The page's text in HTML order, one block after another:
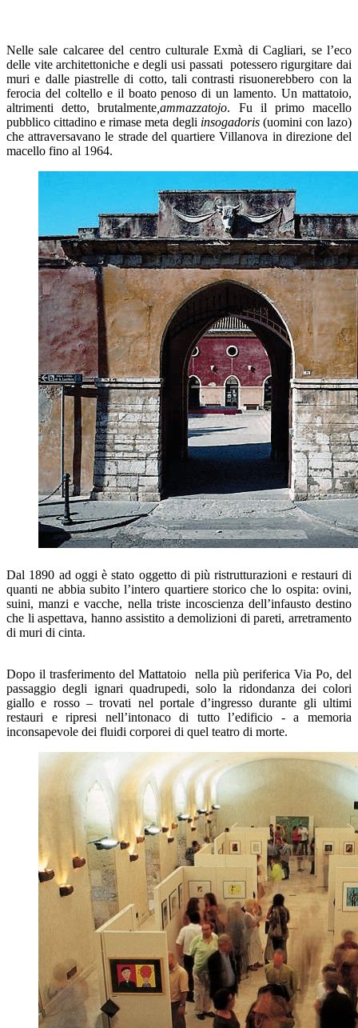
Nelle sale calcaree del centro culturale Exmà di Cagliari, se l’eco
delle vite architettoniche e degli usi passati potessero rigurgitare dai
muri e dalle piastrelle di cotto, tali contrasti risuonerebbero con la
ferocia del coltello e il boato penoso di un lamento. Un mattatoio,
altrimenti detto, brutalmente ,ammazzatojo. Fu il primo macello
pubblico cittadino e rimase meta degli insogadoris (uomini con lazo)
che attraversavano le strade del quartiere Villanova in direzione del
macello fino al 1964.
Dal 1890 ad oggi è stato oggetto di più ristrutturazioni e restauri di
quanti ne abbia subito l’intero quartiere storico che lo ospita: ovini,
suini, manzi e vacche, nella triste incoscienza dell’infausto destino
che li aspettava, hanno assistito a demolizioni di pareti, arretramento
di muri di cinta.
Dopo il trasferimento del Mattatoio nella più periferica Via Po, del
passaggio degli ignari quadrupedi, solo la ridondanza dei colori
giallo e rosso – trovati nel portale d’ingresso durante gli ultimi
restauri e ripresi nell’intonaco di tutto l’edificio - a memoria
inconsapevole dei fluidi corporei di quel teatro di morte.